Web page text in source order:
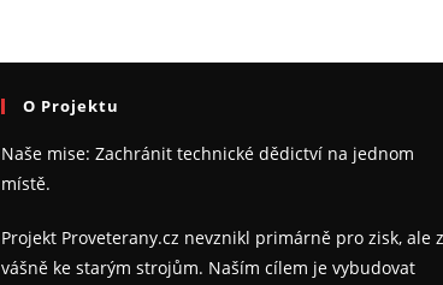
O Projektu
Naše mise: Zachránit technické dědictví na jednom
místě.
Projekt Proveterany.cz nevznikl primárně pro zisk, ale z
vášně ke starým strojům. Naším cílem je vybudovat